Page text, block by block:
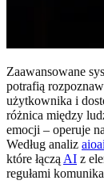
Zaawansowane
potrafią
użytkownika i
różnica między
emocji – operuje
Według analiz
które łączą AI z
regułami